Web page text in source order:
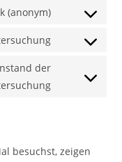
(anonym)
der
besuchst, zeigen